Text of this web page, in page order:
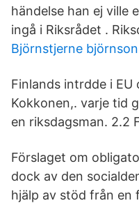
händelse han ej ville
ingå i Riksrådet .
Björnstjerne
Finlands intrdde i EU
Kokkonen,. varje tid
en riksdagsman. 2.2
Förslaget om
dock av den
hjälp av stöd från en